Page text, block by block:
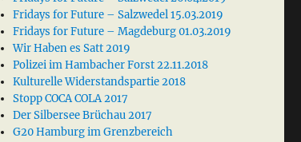
Fridays for Future – Salzwedel 15.03.2019
Fridays for Future – Magdeburg 01.03.2019
Wir Haben es Satt 2019
Polizei im Hambacher Forst 22.11.2018
Kulturelle Widerstandspartie 2018
Stopp COCA COLA 2017
Der Silbersee Brüchau 2017
G20 Hamburg im Grenzbereich